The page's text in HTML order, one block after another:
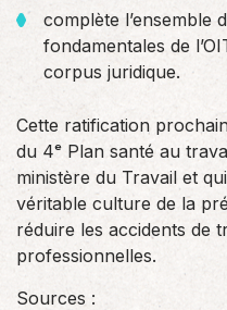
complète l’ensemble
fondamentales de
corpus juridique.
Cette ratification
du 4ᵉ Plan santé au
ministère du Travail et
véritable culture de la
réduire les accidents de
professionnelles.
Sources :